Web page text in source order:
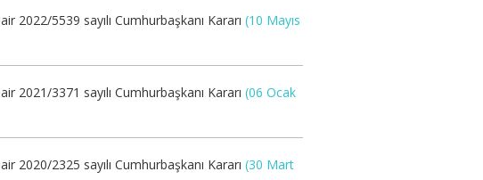
2022/5539 sayılı Cumhurbaşkanı Kararı (10 Mayıs
2021/3371 sayılı Cumhurbaşkanı Kararı (06 Ocak
2020/2325 sayılı Cumhurbaşkanı Kararı (30 Mart